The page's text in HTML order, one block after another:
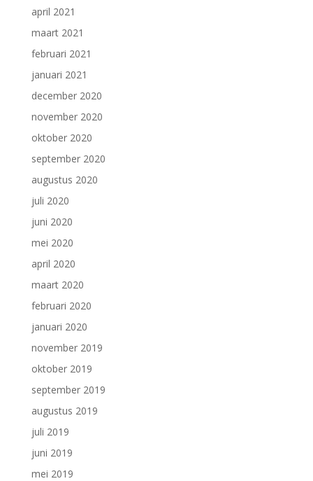
april 2021
maart 2021
februari 2021
januari 2021
december 2020
november 2020
oktober 2020
september 2020
augustus 2020
juli 2020
juni 2020
mei 2020
april 2020
maart 2020
februari 2020
januari 2020
november 2019
oktober 2019
september 2019
augustus 2019
juli 2019
juni 2019
mei 2019